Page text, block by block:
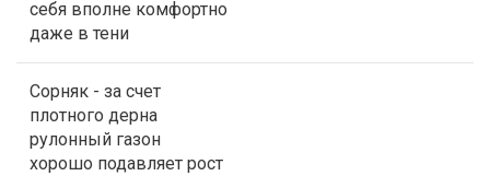
себя вполне комфортно
даже в тени
Сорняк - за счет
плотного дерна
рулонный газон
хорошо подавляет рост